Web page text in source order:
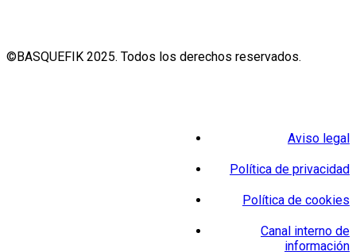
©BASQUEFIK 2025. Todos los derechos reservados.
Aviso legal
Política de privacidad
Política de cookies
Canal interno de
información